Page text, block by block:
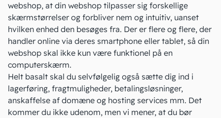
webshop, at din webshop tilpasser sig forskellige
skærmstørrelser og forbliver nem og intuitiv, uanset
hvilken enhed den besøges fra. Der er flere og flere, der
handler online via deres smartphone eller tablet, så din
webshop skal ikke kun være funktionel på en
computerskærm.
Helt basalt skal du selvfølgelig også sætte dig ind i
lagerføring, fragtmuligheder, betalingsløsninger,
anskaffelse af domæne og hosting services mm. Det
kommer du ikke udenom, men vi mener, at du bør